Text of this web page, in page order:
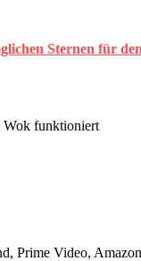
Sternen für
Wok funktioniert
Prime Video,